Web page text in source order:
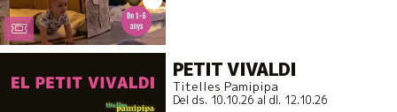
PETIT VIVALDI
Titelles Pamipipa
Del ds. 10.10.26al dl. 12.10.26